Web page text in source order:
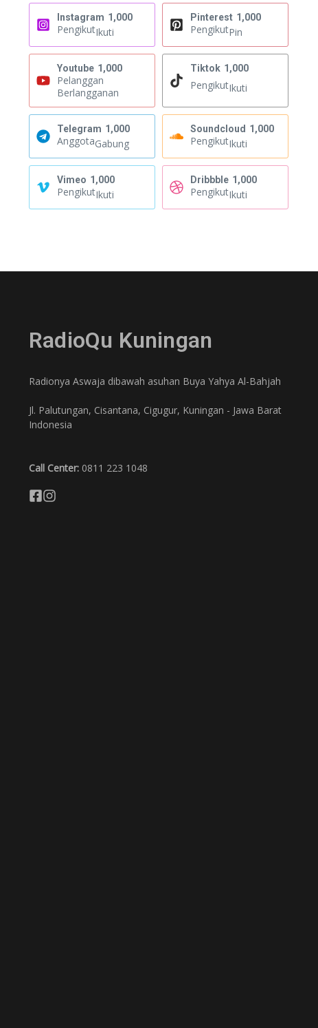
Instagram 1,000
PengikutIkuti
Pinterest 1,000
PengikutPin
Youtube 1,000
Pelanggan
Berlangganan
Tiktok 1,000
PengikutIkuti
Telegram 1,000
AnggotaGabung
Soundcloud 1,000
PengikutIkuti
Vimeo 1,000
PengikutIkuti
Dribbble 1,000
PengikutIkuti
RadioQu Kuningan
Radionya Aswaja dibawah asuhan Buya Yahya Al-Bahjah
Jl. Palutungan, Cisantana, Cigugur, Kuningan - Jawa Barat
Indonesia
Call Center: 0811 223 1048